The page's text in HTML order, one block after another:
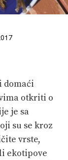
domaći
otkriti o
je sa
su se kroz
vrste,
ekotipove